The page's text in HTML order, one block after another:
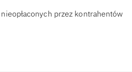
przez kontrahentów